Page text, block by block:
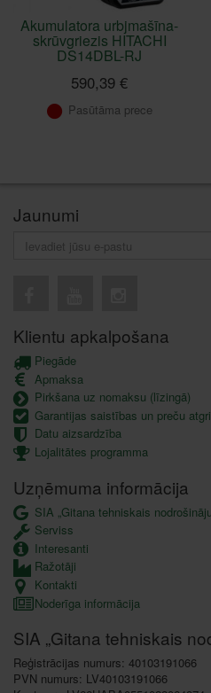
Akumulatora urbjmašīna-
skrūvgriezis HITACHI
DS14DBL-RJ
590,39 €
Pasūtāma prece
Jaunumi
Klientu apkalpošana
Piegāde
Apmaksa
Pirkšana uz nomaksu (līzingā)
Garantijas saistības un preču
Datu aizsardzība
Lojalitātes programma
Uzņēmuma informācija
SIA „Gitana tehniskais
Serviss
Interesanti
Ražotāji
Kontakti
Noderīga informācija
SIA „Gitana tehniskais
Reģistrācijas numurs: 40103191066
PVN numurs: LV40103191066